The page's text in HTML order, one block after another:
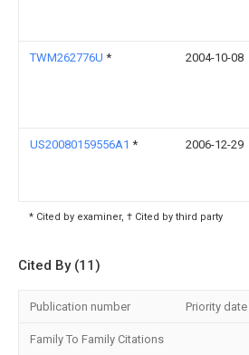
TWM262776U * 2004-10-08
US20080159556A1 * 2006-12-29
* Cited by examiner, † Cited by third party
Cited By (11)
Publication number Priority date
Family To Family Citations